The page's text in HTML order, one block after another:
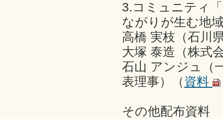
3.コミュニティ
ながりが生む地
高橋 実枝（石川
大塚 泰造（株式
石山 アンジュ（
表理事）（ 資料
その他配布資料